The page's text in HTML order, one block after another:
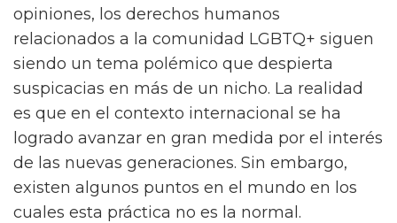
opiniones, los derechos humanos
relacionados a la comunidad LGBTQ+ siguen
siendo un tema polémico que despierta
suspicacias en más de un nicho. La realidad
es que en el contexto internacional se ha
logrado avanzar en gran medida por el interés
de las nuevas generaciones. Sin embargo,
existen algunos puntos en el mundo en los
cuales esta práctica no es la normal.